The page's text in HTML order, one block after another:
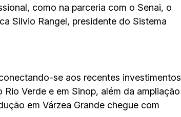
como na parceria com o Senai, o
Silvio Rangel, presidente do Sistema
se aos recentes investimentos
Verde e em Sinop, além da ampliação
em Várzea Grande chegue com